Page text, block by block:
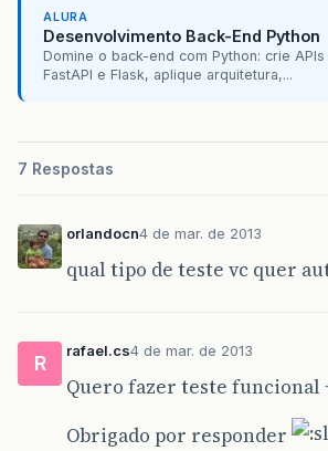
ALURA
Desenvolvimento Back-End Python
Domine o back-end com Python: crie
FastAPI e Flask, aplique arquitetura,...
7 Respostas
orlandocn4 de mar. de 2013
qual tipo de teste vc quer
R
rafael.cs4 de mar. de 2013
Quero fazer teste funcional
Obrigado por responder